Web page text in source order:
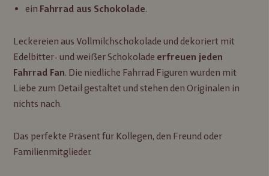
ein Fahrrad aus Schokolade.
Leckereien aus Vollmilchschokolade und dekoriert mit
Edelbitter- und weißer Schokolade erfreuen jeden
Fahrrad Fan. Die niedliche Fahrrad Figuren wurden mit
Liebe zum Detail gestaltet und stehen den Originalen in
nichts nach.
Das perfekte Präsent für Kollegen, den Freund oder
Familienmitglieder.